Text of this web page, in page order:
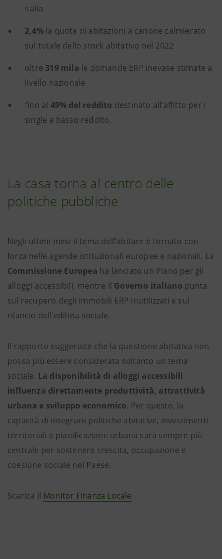
Italia
2,4%la quota di abitazioni a canone calmierato
sul totale dello stock abitativo nel 2022
oltre 319 mila le domande ERP inevase stimate a
livello nazionale
fino al 49% del reddito destinato all’affitto per i
single a basso reddito.
La casa torna al centro delle
politiche pubbliche
Negli ultimi mesi il tema dell’abitare è tornato con
forza nelle agende istituzionali europee e nazionali. La
Commissione Europea ha lanciato un Piano per gli
alloggi accessibili, mentre il Governo italiano punta
sul recupero degli immobili ERP inutilizzati e sul
rilancio dell’edilizia sociale.
Il rapporto suggerisce che la questione abitativa non
possa più essere considerata soltanto un tema
sociale. La disponibilità di alloggi accessibili
influenza direttamente produttività, attrattività
urbana e sviluppo economico. Per questo, la
capacità di integrare politiche abitative, investimenti
territoriali e pianificazione urbana sarà sempre più
centrale per sostenere crescita, occupazione e
coesione sociale nel Paese.
Scarica il Monitor Finanza Locale